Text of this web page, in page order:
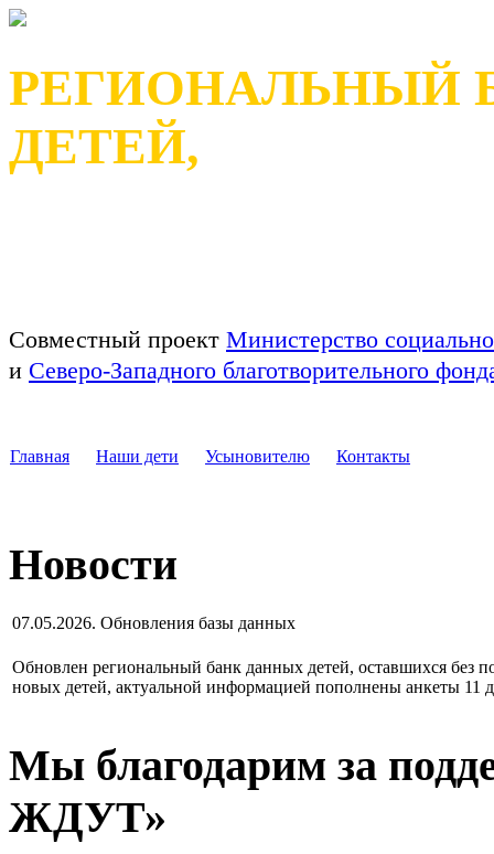
РЕГИОНАЛЬНЫЙ
ДЕТЕЙ,
Совместный проект Министерство
и Северо-Западного благотворительного
Главная Наши дети Усыновителю Контакты
Новости
07.05.2026. Обновления базы данных
Обновлен региональный банк данных детей, оставшихся без
новых детей, актуальной информацией пополнены анкеты
Мы благодарим за
ЖДУТ»